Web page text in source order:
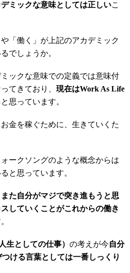
ミックな意味としては正しいこ
「働く」が上記のアカデミック
でしょうか。
ックな意味での定義では意味付
てきており、 現在はWork As Life
思っています。
金を稼ぐために、生きていくた
ークソングのような概念からは
と思っています。
た自分がマジで突き進もうと思
していくことがこれからの働き
生としての仕事） の考えが今自分
ける言葉としては一番しっくり